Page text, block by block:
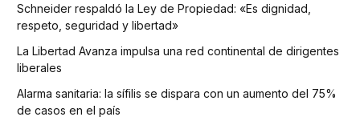
Schneider respaldó la Ley de Propiedad: «Es dignidad,
respeto, seguridad y libertad»
La Libertad Avanza impulsa una red continental de dirigentes
liberales
Alarma sanitaria: la sífilis se dispara con un aumento del 75%
de casos en el país